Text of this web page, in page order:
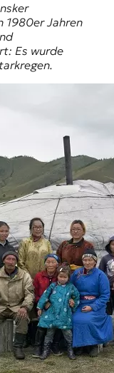
1980er Jahren
Es wurde